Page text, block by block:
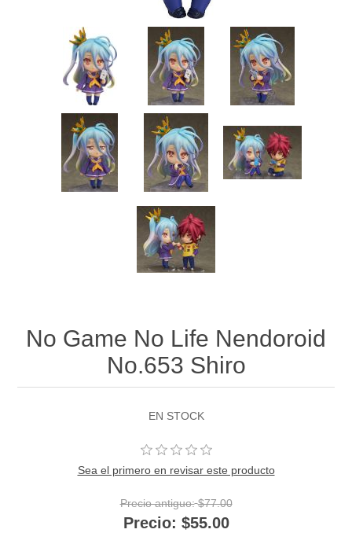
No Game No Life Nendoroid
No.653 Shiro
EN STOCK
Sea el primero en revisar este producto
Precio antiguo: $77.00
Precio: $55.00